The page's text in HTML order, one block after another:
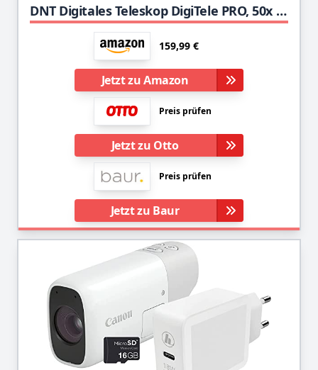
DNT Digitales Teleskop DigiTele PRO, 50x Vergrößerung, 12,7-cm-Farbdisplay (5")
159,99 €
Jetzt zu Amazon
Preis prüfen
Jetzt zu Otto
Preis prüfen
Jetzt zu Baur